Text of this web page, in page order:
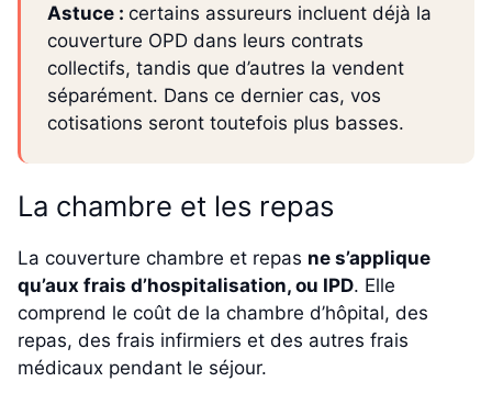
Astuce : certains assureurs incluent déjà la
couverture OPD dans leurs contrats
collectifs, tandis que d’autres la vendent
séparément. Dans ce dernier cas, vos
cotisations seront toutefois plus basses.
La chambre et les repas
La couverture chambre et repas ne s’applique
qu’aux frais d’hospitalisation, ou IPD. Elle
comprend le coût de la chambre d’hôpital, des
repas, des frais infirmiers et des autres frais
médicaux pendant le séjour.